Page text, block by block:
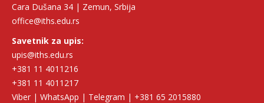
Cara Dušana 34 | Zemun, Srbija
office@iths.edu.rs
Savetnik za upis:
upis@iths.edu.rs
+381 11 4011216
+381 11 4011217
Viber | WhatsApp | Telegram | +381 65 2015880